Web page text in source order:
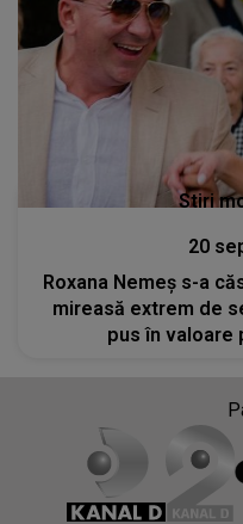
Stiri
20
Roxana Nemeș s-a
mireasă extrem de
pus în valoare